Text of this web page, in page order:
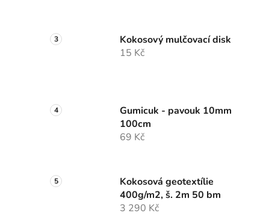
Kokosový mulčovací disk
15 Kč
Gumicuk - pavouk 10mm
100cm
69 Kč
Kokosová geotextílie
400g/m2, š. 2m 50 bm
3 290 Kč